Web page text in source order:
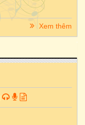
Xem thêm